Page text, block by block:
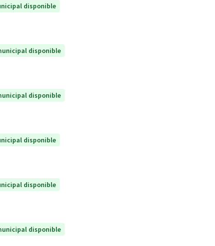
disponible
disponible
disponible
disponible
disponible
disponible